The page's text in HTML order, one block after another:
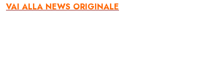
VAI ALLA NEWS ORIGINALE